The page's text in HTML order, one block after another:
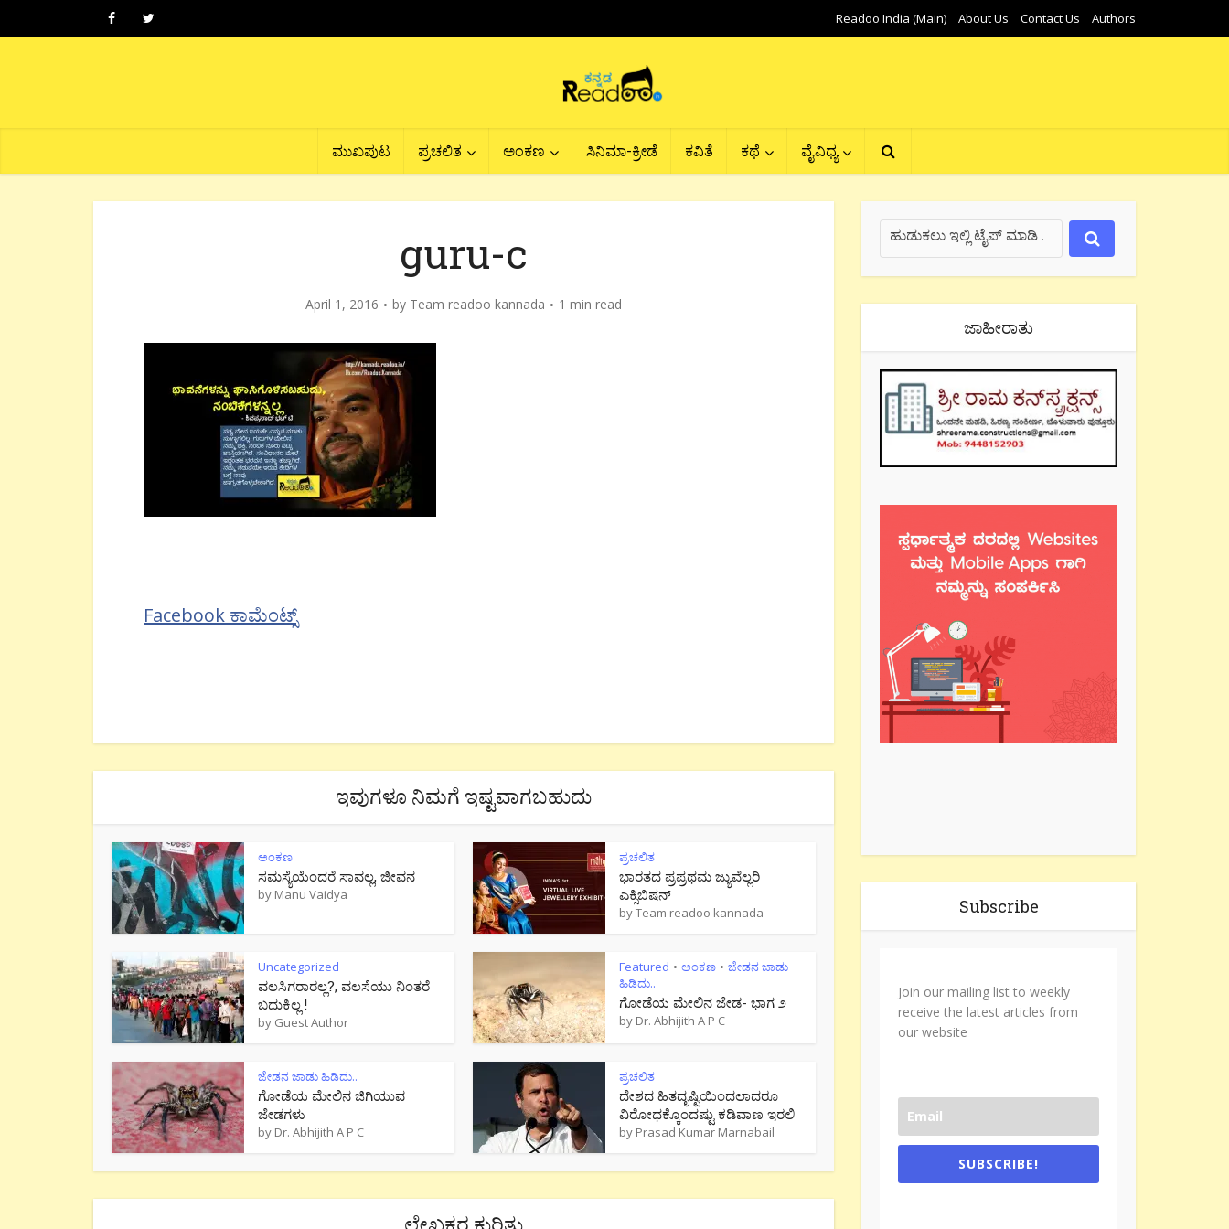
Readoo India (Main) About Us Contact Us Authors
ಮುಖಪುಟ ಪ್ರಚಲಿತ ಅಂಕಣ ಸಿನಿಮಾ-ಕ್ರೀಡೆ ಕವಿತೆ ಕಥೆ ವೈವಿಧ್ಯ
guru-c
April 1, 2016 by Team readoo kannada 1 min read
Facebook ಕಾಮೆಂಟ್ಸ್
ಇವುಗಳೂ ನಿಮಗೆ ಇಷ್ಟವಾಗಬಹುದು
ಅಂಕಣ
ಸಮಸ್ಯೆಯೆಂದರೆ ಸಾವಲ್ಲ, ಜೀವನ
by Manu Vaidya
ಪ್ರಚಲಿತ
ಭಾರತದ ಪ್ರಪ್ರಥಮ ಜ್ಯುವೆಲ್ಲರಿ
ಎಕ್ಸಿಬಿಷನ್
byTeam readoo kannada
Uncategorized
ವಲಸಿಗರಾರಲ್ಲ?, ವಲಸೆಯು ನಿಂತರೆ
ಬದುಕಿಲ್ಲ !
by Guest Author
Featured • ಅಂಕಣ • ಜೇಡನ ಜಾಡು
ಹಿಡಿದು..
ಗೋಡೆಯ ಮೇಲಿನ ಜೇಡ- ಭಾಗ ೨
by Dr. Abhijith A P C
ಜೇಡನ ಜಾಡು ಹಿಡಿದು..
ಗೋಡೆಯ ಮೇಲಿನ ಜಿಗಿಯುವ
ಜೇಡಗಳು
by Dr. Abhijith A P C
ಪ್ರಚಲಿತ
ದೇಶದ ಹಿತದೃಷ್ಟಿಯಿಂದಲಾದರೂ
ವಿರೋಧಕ್ಕೊಂದಷ್ಟು ಕಡಿವಾಣ ಇರಲಿ
by Prasad Kumar Marnabail
ಜಾಹೀರಾತು
Subscribe
Join our mailing list to weekly
receive the latest articles from
our website
SUBSCRIBE!